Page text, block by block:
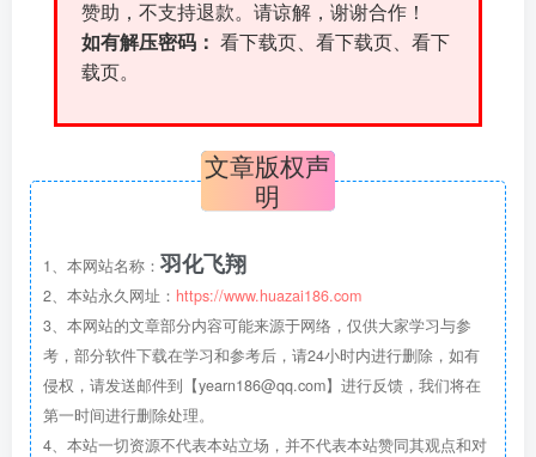
赞助，不支持退款。请谅解，谢谢合作！
如有解压密码： 看下载页、看下载页、看下
载页。
文章版权声
明
1、本网站名称： 羽化飞翔
2、本站永久网址： https://www.huazai186.com
3、本网站的文章部分内容可能来源于网络，仅供大家学习与参
考，部分软件下载在学习和参考后，请24小时内进行删除，如有
侵权，请发送邮件到【yearn186@qq.com】进行反馈，我们将在
第一时间进行删除处理。
4、本站一切资源不代表本站立场，并不代表本站赞同其观点和对